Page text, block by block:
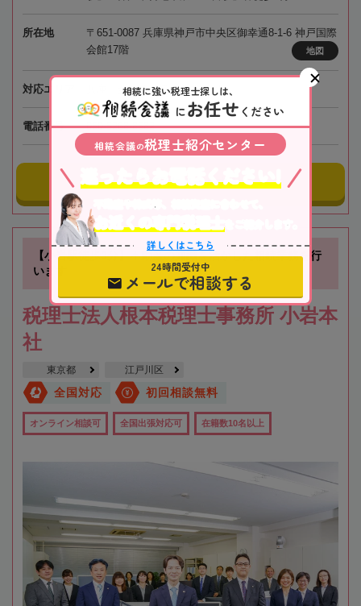
所在地
〒651-0087 兵庫県神戸市中央区御幸通8-1-6 神戸国際
会館17階
地図
対応エリア 兵庫、全国オンライン相談可
電話番号 050-5268-8582
事務所にメールする
【小岩駅徒歩3分】不動産の知識を活かした相続業務を行
います
税理士法人根本税理士事務所 小岩本
社
東京都 江戸川区
全国対応 初回相談無料
オンライン相談可 全国出張対応可 在籍数10名以上
相続に強い税理士探しは、
にお任せ ください
相続会議の税理士紹介センター
不動産や株式等、相続資産に合わせて、
お近くの専門税理士
をご紹介します。
詳しくはこちら
24時間受付中
メールで相談する